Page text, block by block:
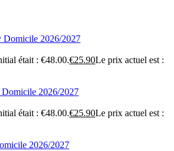
Domicile 2026/2027
était : €48.00.€25.90Le prix actuel est :
2026/2027
était : €48.00.€25.90Le prix actuel est :
2026/2027